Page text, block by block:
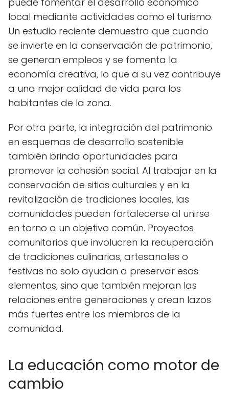
local mediante actividades como el turismo.
Un estudio reciente demuestra que cuando
se invierte en la conservación de patrimonio,
se generan empleos y se fomenta la
economía creativa, lo que a su vez contribuye
a una mejor calidad de vida para los
habitantes de la zona.
Por otra parte, la integración del patrimonio
en esquemas de desarrollo sostenible
también brinda oportunidades para
promover la cohesión social. Al trabajar en la
conservación de sitios culturales y en la
revitalización de tradiciones locales, las
comunidades pueden fortalecerse al unirse
en torno a un objetivo común. Proyectos
comunitarios que involucren la recuperación
de tradiciones culinarias, artesanales o
festivas no solo ayudan a preservar esos
elementos, sino que también mejoran las
relaciones entre generaciones y crean lazos
más fuertes entre los miembros de la
comunidad.
La educación como motor de
cambio